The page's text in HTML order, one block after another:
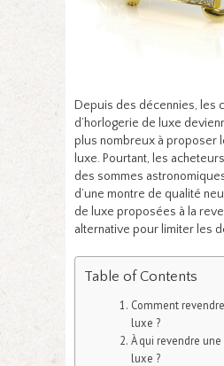
Depuis des décennies, les
d’horlogerie de luxe
plus nombreux à proposer
luxe. Pourtant, les
des sommes
d’une montre de qualité
de luxe proposées à la
alternative pour limiter les
Table of Contents
Comment
luxe ?
À qui revendre
luxe ?